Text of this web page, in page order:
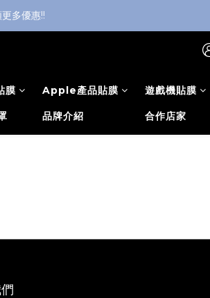
多優惠!!
膜 Apple產品貼膜 遊戲機貼膜
品牌介紹 合作店家